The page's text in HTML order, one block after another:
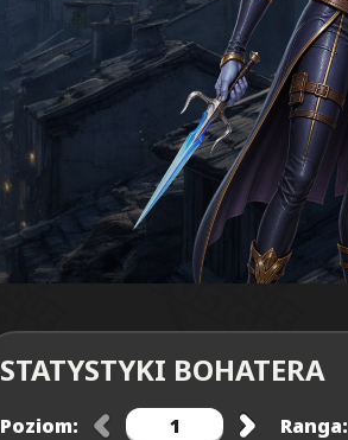
STATYSTYKI BOHATERA
Poziom: Ranga: